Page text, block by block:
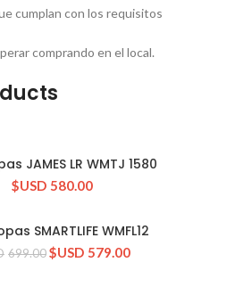
cumplan con los requisitos
comprando en el local.
JAMES LR WMTJ 1580
$USD 580.00
SMARTLIFE WMFL12
699.00$USD 579.00